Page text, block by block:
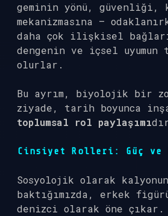
geminin yönü, güvenliği,
mekanizmasına —
daha çok ilişkisel
dengenin ve içsel uyumun
olurlar.
Bu ayrım, biyolojik bir
ziyade, tarih boyunca
toplumsal rol paylaşımı
Cinsiyet Rolleri: Güç ve
Sosyolojik olarak
baktığımızda, erkek
denizci olarak öne